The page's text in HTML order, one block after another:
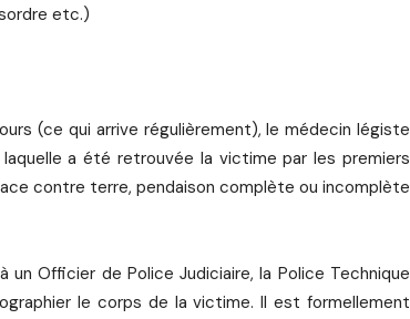
etc.)
(ce qui arrive régulièrement), le médecin légiste
a été retrouvée la victime par les premiers
contre terre, pendaison complète ou incomplète
un Officier de Police Judiciaire, la Police Technique
le corps de la victime. Il est formellement